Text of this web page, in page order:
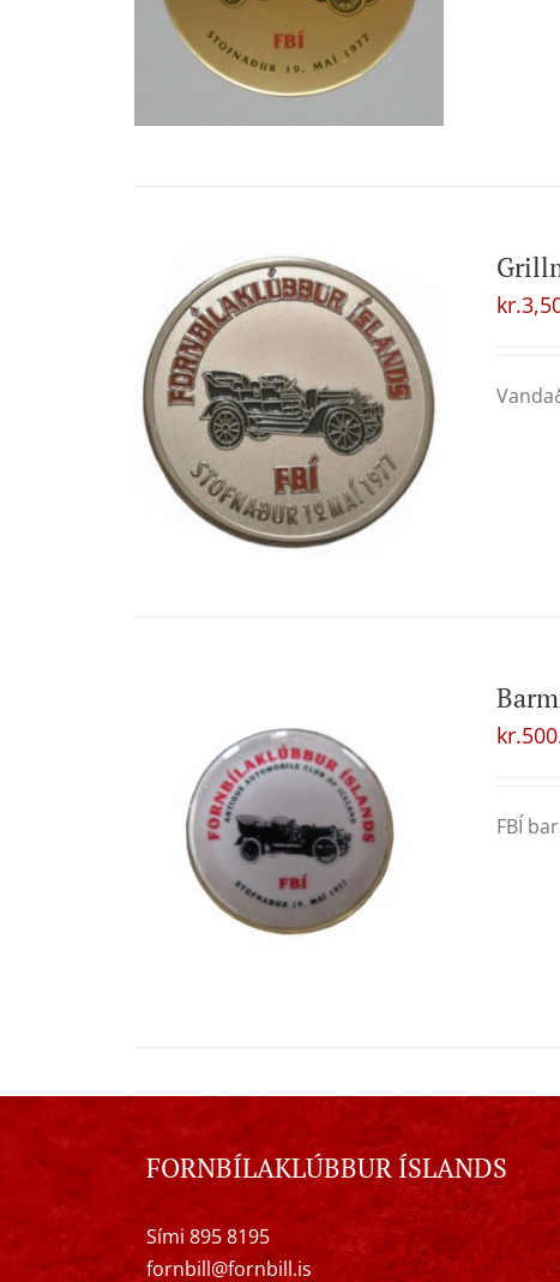
kr.
kr.
FBÍ
FORNBÍLAKLÚBBUR ÍSLANDS
Sími 895 8195
fornbill@fornbill.is